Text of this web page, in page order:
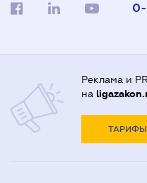
Реклама и PR
на
ТАРИФЫ